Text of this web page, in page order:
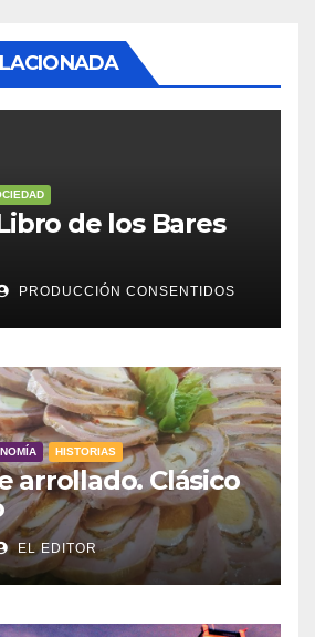
de los Bares
PRODUCCIÓN CONSENTIDOS
HISTORIAS
arrollado. Clásico
EL EDITOR